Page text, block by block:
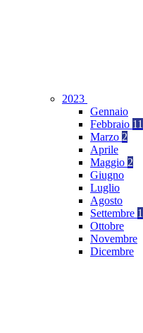
2023
Gennaio
Febbraio 11
Marzo 2
Aprile
Maggio 2
Giugno
Luglio
Agosto
Settembre 1
Ottobre
Novembre
Dicembre